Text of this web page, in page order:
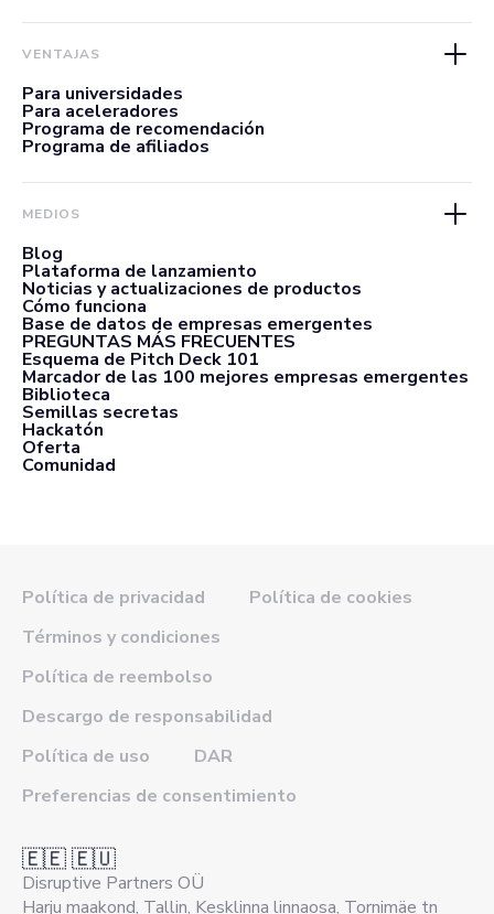
VENTAJAS
Para universidades
Para aceleradores
Programa de recomendación
Programa de afiliados
MEDIOS
Blog
Plataforma de lanzamiento
Noticias y actualizaciones de productos
Cómo funciona
Base de datos de empresas emergentes
PREGUNTAS MÁS FRECUENTES
Esquema de Pitch Deck 101
Marcador de las 100 mejores empresas emergentes
Biblioteca
Semillas secretas
Hackatón
Oferta
Comunidad
Política de privacidad
Política de cookies
Términos y condiciones
Política de reembolso
Descargo de responsabilidad
Política de uso
DAR
Preferencias de consentimiento
🇪🇪 🇪🇺
Disruptive Partners OÜ
Harju maakond, Tallin, Kesklinna linnaosa, Tornimäe tn